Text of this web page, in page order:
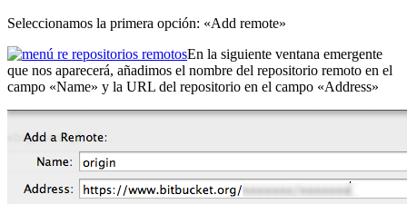
Seleccionamos la primera opción: «Add remote»
En la siguiente ventana emergente
que nos aparecerá, añadimos el nombre del repositorio remoto en el
campo «Name» y la URL del repositorio en el campo «Address»